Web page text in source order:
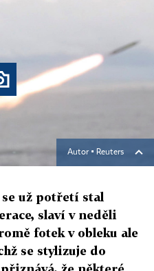
Autor ▪ Reuters
se už potřetí stal
slaví v neděli
fotek v obleku ale
se stylizuje do